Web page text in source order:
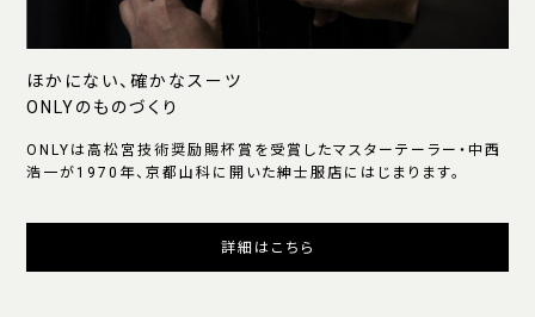
ほかにない、確かなスーツ
ONLYのものづくり
ONLYは高松宮技術奨励賜杯賞を受賞したマスターテーラー・中西
浩一が1970年、京都山科に開いた紳士服店にはじまります。
詳細はこちら